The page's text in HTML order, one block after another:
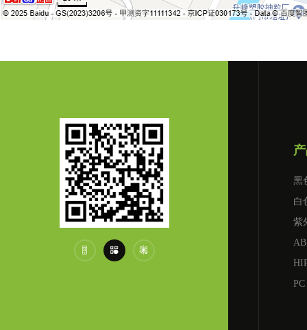
  
黑
白
紫
PC